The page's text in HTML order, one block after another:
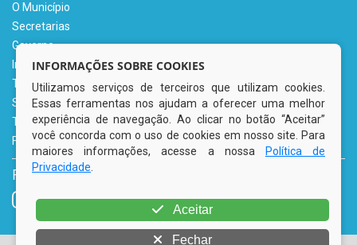
O Município
Secretarias
Governo
Informe-se
Transparência
Serviços Digitais
Tributário
Fale Conosco
REDES SOCIAIS
INFORMAÇÕES SOBRE COOKIES
Utilizamos serviços de terceiros que utilizam cookies.
Essas ferramentas nos ajudam a oferecer uma melhor
experiência de navegação. Ao clicar no botão “Aceitar”
você concorda com o uso de cookies em nosso site. Para
maiores informações, acesse a nossa
Política de
Privacidade
Aceitar
Fechar